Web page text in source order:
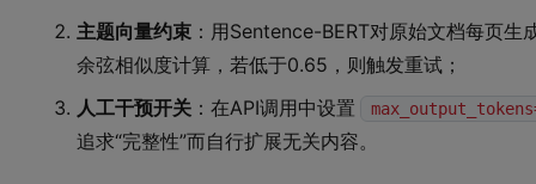
主题向量约束 ：用Sentence-BERT对原始文档每页
余弦相似度计算，若低于0.65，则触发重试；
人工干预开关 ：在API调用中设置
追求“完整性”而自行扩展无关内容。